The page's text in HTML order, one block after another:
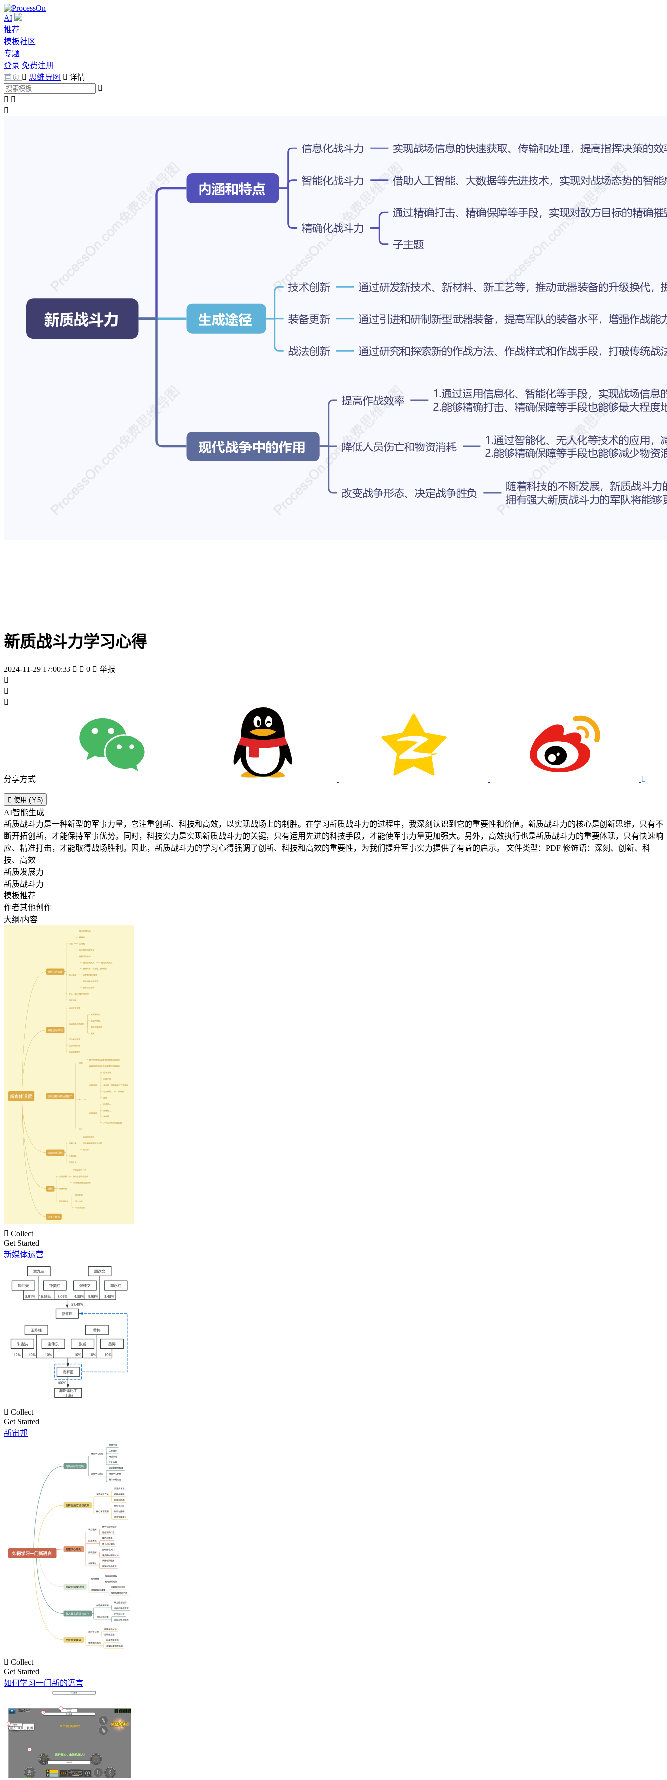
AI
推荐
模板社区
专题
登录 免费注册
首页  思维导图  详情

 

新质战斗力学习心得
2024-11-29 17:00:33   0  举报



分享方式 
 使用 (￥5)
AI智能生成
新质战斗力是一种新型的军事力量，它注重创新、科技和高效，以实现战场上的制胜。在学习新质战斗力的过程中，我深刻认识到它的重要性和价值。新质战斗力的核心是创新思维，只有不
断开拓创新，才能保持军事优势。同时，科技实力是实现新质战斗力的关键，只有运用先进的科技手段，才能使军事力量更加强大。另外，高效执行也是新质战斗力的重要体现，只有快速响
应、精准打击，才能取得战场胜利。因此，新质战斗力的学习心得强调了创新、科技和高效的重要性，为我们提升军事实力提供了有益的启示。 文件类型：PDF 修饰语：深刻、创新、科
技、高效
新质发展力
新质战斗力
模板推荐
作者其他创作
大纲/内容
 Collect
Get Started
新媒体运营
 Collect
Get Started
新宙邦
 Collect
Get Started
如何学习一门新的语言